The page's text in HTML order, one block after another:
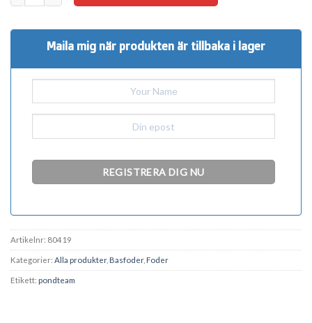
Maila mig när produkten är tillbaka i lager
Artikelnr: 80419
Kategorier: Alla produkter, Basfoder, Foder
Etikett: pondteam